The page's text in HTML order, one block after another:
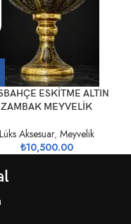
ESKİTME ALTIN
ZAMBAK MEYVELİK
Lüks Aksesuar, Meyvelik
₺10,500.00